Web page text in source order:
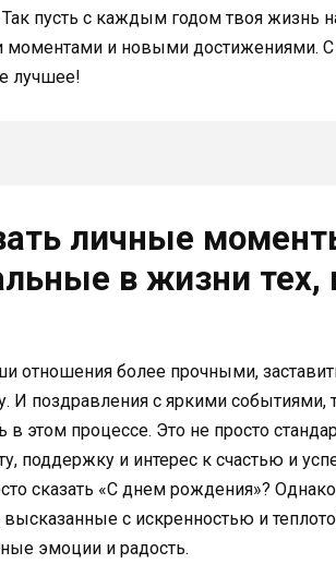
пусть с каждым годом твоя жизнь
моментами и новыми достижениями.
лучшее!
личные
в жизни тех,
отношения более прочными,
И поздравления с яркими событиями,
этом процессе. Это не просто
поддержку и интерес к счастью и
сказать «С днем рождения»?
с искренностью и
эмоции и радость.